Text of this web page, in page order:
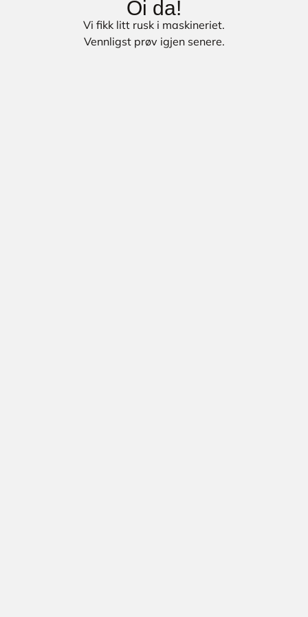
Oi da!
Vi fikk litt rusk i maskineriet.
Vennligst prøv igjen senere.